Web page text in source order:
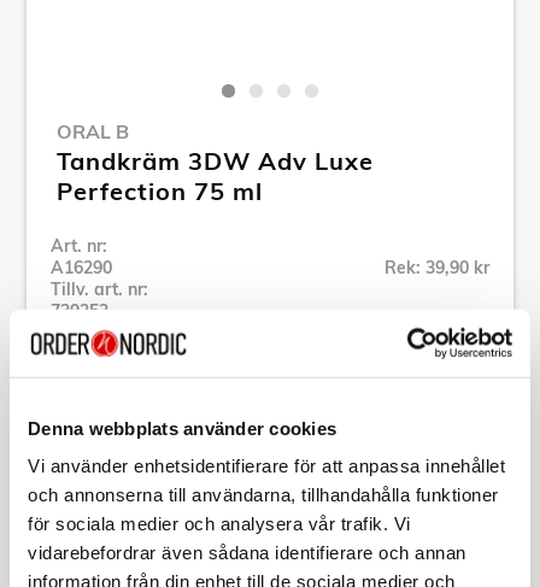
Denna webbplats använder cookies
Vi använder enhetsidentifierare för att anpassa innehållet
och annonserna till användarna, tillhandahålla funktioner
för sociala medier och analysera vår trafik. Vi
vidarebefordrar även sådana identifierare och annan
information från din enhet till de sociala medier och
ORAL B
Tandkräm 3DW Adv Luxe
Perfection 75 ml
Art. nr:
A16290
Tillv. art. nr:
739253
Rek: 39,90 kr
Se alla produkter inom Oral B
Specifikation
Beskrivning
Art. nr:A16290